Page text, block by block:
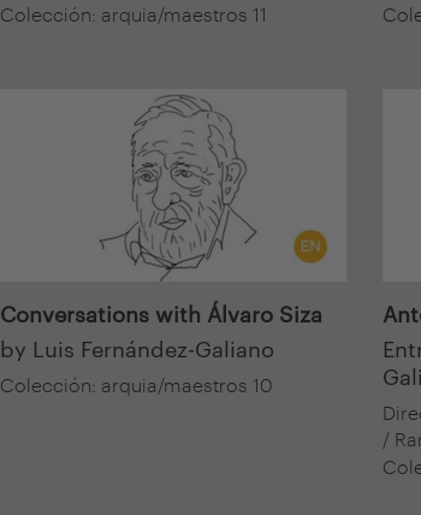
Colección: arquia/maestros 11
Conversations with Álvaro Siza
by Luis Fernández-Galiano
Colección: arquia/maestros 10
/